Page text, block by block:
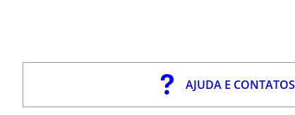
AJUDA E CONTATOS